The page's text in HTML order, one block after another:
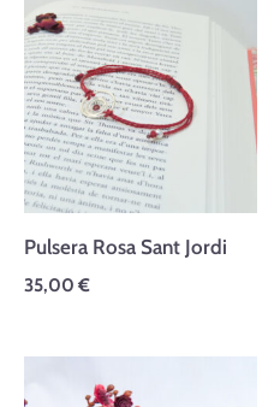
Pulsera Rosa Sant Jordi
35,00 €